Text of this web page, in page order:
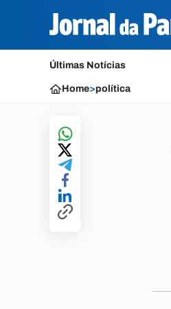
Últimas Notícias
Home>política